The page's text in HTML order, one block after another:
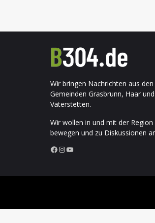
Wir bringen Nachrichten aus den
Gemeinden Grasbrunn, Haar und
Vaterstetten.
Wir wollen in und mit der Region
bewegen und zu Diskussionen
Facebook InstagramYouTube